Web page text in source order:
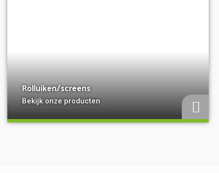
Rolluiken/screens
Bekijk onze producten